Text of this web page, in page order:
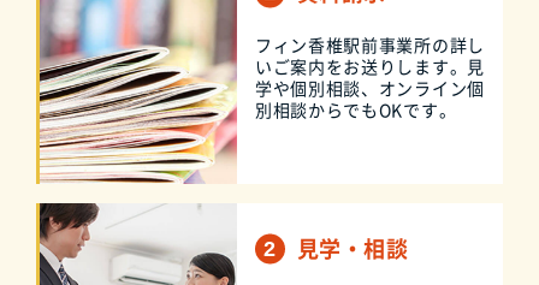
フィン香椎駅前事業所の詳し
いご案内をお送りします。見
学や個別相談、オンライン個
別相談からでもOKです。
見学・相談